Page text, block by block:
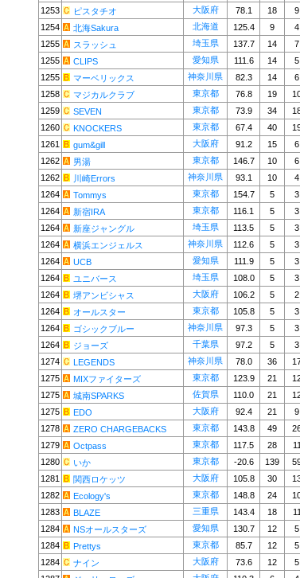
1253
ピスタチオ 大阪府 78.1 18 9
1254
北海Sakura 北海道 125.4 9 4
1255
スラッシュ 埼玉県 137.7 14 7
1255
CLIPS 愛知県 111.6 14 5
1255
マーベリックス 神奈川県 82.3 14 6
1258
マジカルクラブ 東京都 76.8 19
1259
SEVEN 東京都 73.9 34
1260
KNOCKERS 東京都 67.4 40
1261
gum&gill 大阪府 91.2 15 6
1262
男湯 東京都 146.7 10 6
1262
川崎Errors 神奈川県 93.1 10 4
1264
Tommys 東京都 154.7 5 3
1264
新宿IRA 東京都 116.1 5 3
1264
新座ジャングル 埼玉県 113.5 5 3
1264
横浜エンジェルス 神奈川県 112.6 5 3
1264
UCB 愛知県 111.9 5 3
1264
ユニバース 埼玉県 108.0 5 3
1264
堺アンビシャス 大阪府 106.2 5 2
1264
オールスター 東京都 105.8 5 3
1264
ゴシックブルー 神奈川県 97.3 5 3
1264
ジョーズ 千葉県 97.2 5 3
1274
LEGENDS 神奈川県 78.0 36
1275
MIXファイターズ 東京都 123.9 21
1275
城南SPARKS 佐賀県 110.0 21
1275
EDO 大阪府 92.4 21 9
1278
ZERO CHARGEBACKS 東京都 143.8 49
1279
Octpass 東京都 117.5 28 11
1280
いか 東京都 -20.6 139
1281
関西ロケッツ 大阪府 105.8 30
1282
Ecology's 東京都 148.8 24
1283
BLAZE 三重県 143.4 18 11
1284
NSオールスターズ 愛知県 130.7 12 5
1284
Prettys 東京都 85.7 12 5
1284
ナイン 大阪府 73.6 12 5